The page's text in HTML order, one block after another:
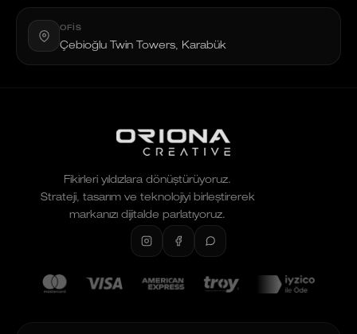
OFIS
Çebioğlu Twin Towers, Karabük
Fikirleri yıldızlara dönüştürüyoruz.
Strateji, tasarım ve teknolojiyi birleştirerek
markanızı dijitalde parlatıyoruz.